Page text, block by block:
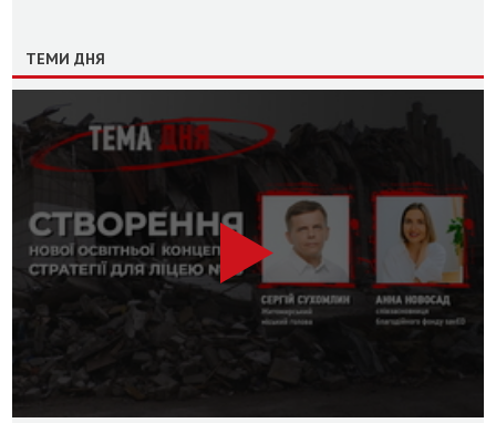
ТЕМИ ДНЯ